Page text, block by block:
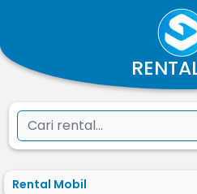
Rental Mobil